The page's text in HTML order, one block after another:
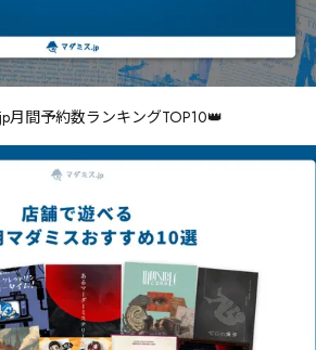
月間予約数ランキングTOP10👑